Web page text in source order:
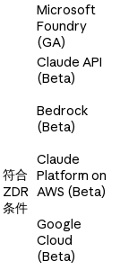
Microsoft
Foundry
(GA)
符合
ZDR
条件
Claude API
(Beta)
Bedrock
(Beta)
Claude
Platform on
AWS (Beta)
Google
Cloud
(Beta)